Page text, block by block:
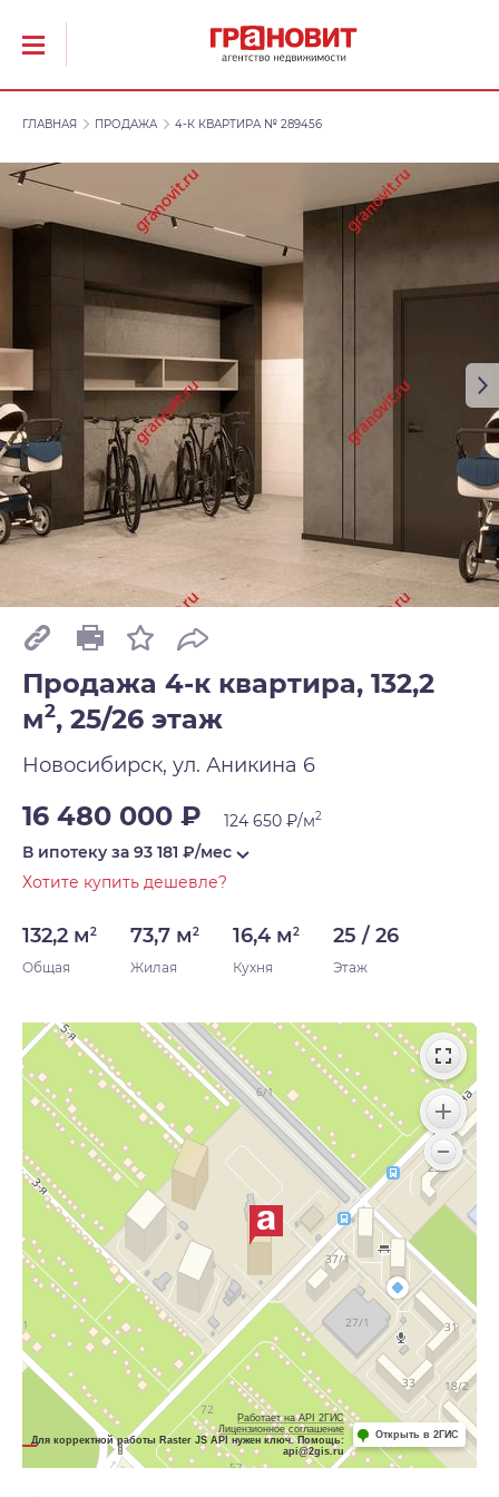
ГЛАВНАЯ ПРОДАЖА 4-К КВАРТИРА № 289456
Продажа 4-к квартира, 132,2
м2, 25/26 этаж
Новосибирск, ул. Аникина 6
16 480 000 ₽ 124 650 ₽/м2
В ипотеку за 93 181 ₽/мес
Хотите купить дешевле?
132,2 м2
Общая
73,7 м2
Жилая
16,4 м2
Кухня
25 / 26
Этаж
Работает на API 2ГИС
Лицензионное соглашение
Для корректной работы Raster JS API нужен ключ. Помощь:
api@2gis.ru
Открыть в 2ГИС